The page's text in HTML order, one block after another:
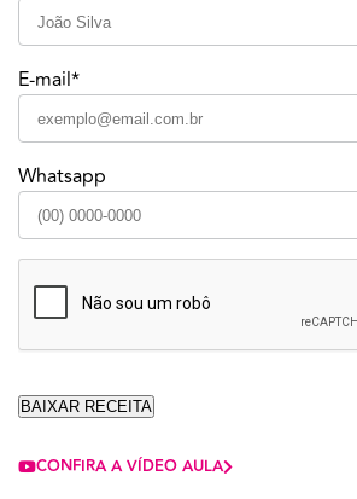
E-mail*
Whatsapp
CONFIRA A VÍDEO AULA